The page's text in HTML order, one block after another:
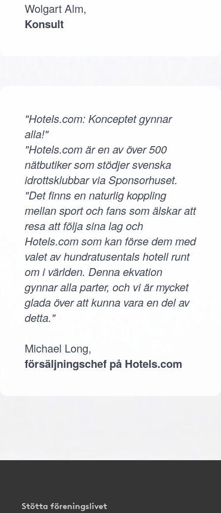
Wolgart Alm,
Konsult
"Hotels.com: Konceptet gynnar
alla!"
"Hotels.com är en av över 500
nätbutiker som stödjer svenska
idrottsklubbar via Sponsorhuset.
"Det finns en naturlig koppling
mellan sport och fans som älskar att
resa att följa sina lag och
Hotels.com som kan förse dem med
valet av hundratusentals hotell runt
om i världen. Denna ekvation
gynnar alla parter, och vi är mycket
glada över att kunna vara en del av
detta."
Michael Long,
försäljningschef på Hotels.com
Stötta föreningslivet